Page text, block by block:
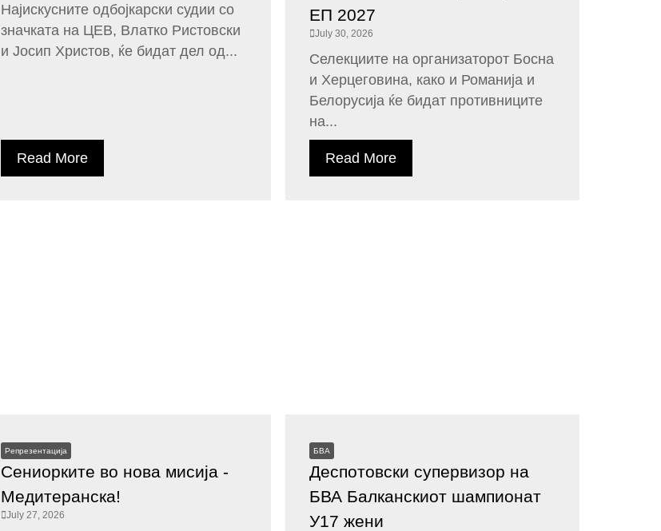
Најискусните одбојкарски судии со
значката на ЦЕВ, Влатко Ристовски
и Јосип Христов, ќе бидат дел од...
Read More
ЕП 2027
July 30, 2026
Селекциите на организаторот Босна
и Херцеговина, како и Романија и
Белорусија ќе бидат противниците
на...
Read More
Репрезентација
Сениорките во нова мисија -
Медитеранска!
July 27, 2026
БВА
Деспотовски супервизор на
БВА Балканскиот шампионат
У17 жени